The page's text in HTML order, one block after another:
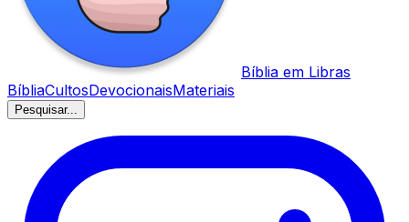
Bíblia em Libras
BíbliaCultosDevocionaisMateriais
Pesquisar...